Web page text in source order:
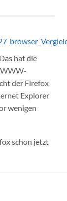
hat die
der Firefox
Explorer
wenigen
schon jetzt